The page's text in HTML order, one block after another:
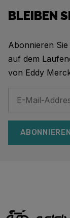
BLEIBEN
Abonnieren
auf dem
von Eddy
ABONNIEREN